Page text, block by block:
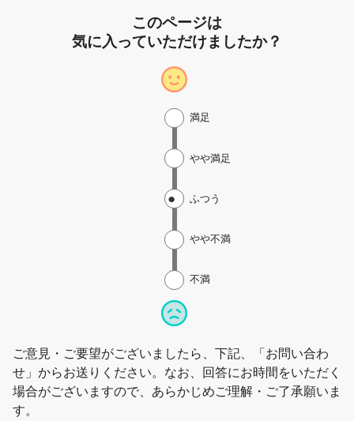
このページは
気に入っていただけましたか？
不満
やや不満
ふつう
やや満足
満足
ご意見・ご要望がございましたら、下記、「お問い合わ
せ」からお送りください。なお、回答にお時間をいただく
場合がございますので、あらかじめご理解・ご了承願いま
す。